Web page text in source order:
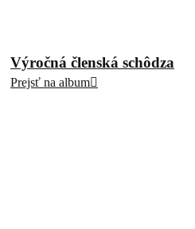
Výročná členská schôdza
Prejsť na album